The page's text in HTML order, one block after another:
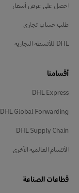
احصل على عرض أسعار
طلب حساب تجاري
DHL للأنشطة التجارية
أقسامنا
DHL Express
DHL Global Forwarding
DHL Supply Chain
الأقسام العالمية الأخرى
قطاعات الصناعة